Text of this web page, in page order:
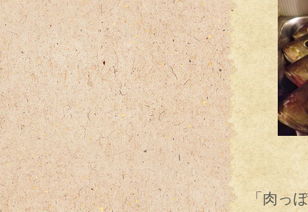
お
「肉っ